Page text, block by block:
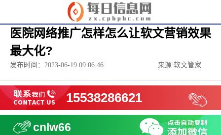
医院网络推广怎样怎么让软文营销效果
最大化?
发布时间：2023-06-19 09:06:46 来源:软文管家
15538286621
cnlw66